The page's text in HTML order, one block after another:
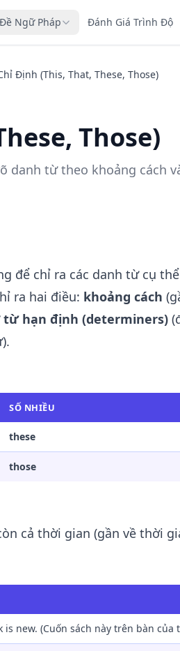
Ngữ Pháp Đánh Giá Trình Độ
Định (This, That, These, Those)
Those)
từ theo khoảng cách
để chỉ ra các danh từ cụ
ra hai điều: khoảng cách
từ hạn định (determiners)
SỐ NHIỀU
these
those
cả thời gian (gần về thời
is new. (Cuốn sách này trên bàn của